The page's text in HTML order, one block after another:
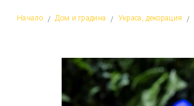
Начало Дом и градина Украса, декорация